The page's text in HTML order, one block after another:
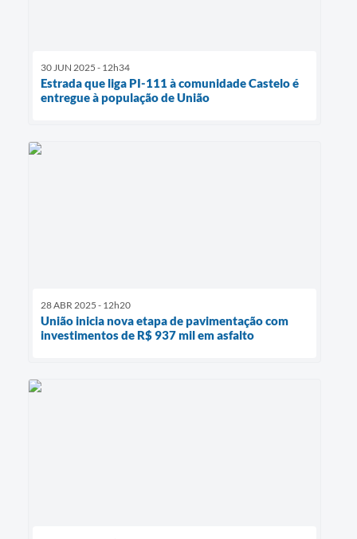
30 JUN 2025 - 12h34
Estrada que liga PI-111 à comunidade Castelo é
entregue à população de União
28 ABR 2025 - 12h20
União inicia nova etapa de pavimentação com
investimentos de R$ 937 mil em asfalto